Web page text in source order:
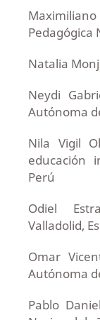
Pedagógica
Natalia
Neydi
Autónoma
Nila Vigil
educación
Perú
Odiel
Valladolid,
Omar
Autónoma
Pablo